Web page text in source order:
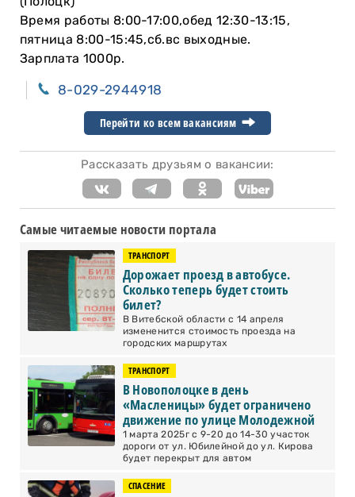
Время работы 8:00-17:00,обед 12:30-13:15,
пятница 8:00-15:45,сб.вс выходные.
Зарплата 1000р.
8-029-2944918
Перейти ко всем вакансиям
Рассказать друзьям о вакансии:
Самые читаемые новости портала
ТРАНСПОРТ
Дорожает проезд в автобусе.
Сколько теперь будет стоить
билет?
В Витебской области с 14 апреля
измененится стоимость проезда на
городских маршрутах
ТРАНСПОРТ
В Новополоцке в день
«Масленицы» будет ограничено
движение по улице Молодежной
1 марта 2025г с 9-20 до 14-30 участок
дороги от ул. Юбилейной до ул. Кирова
будет перекрыт для автом
СПАСЕНИЕ